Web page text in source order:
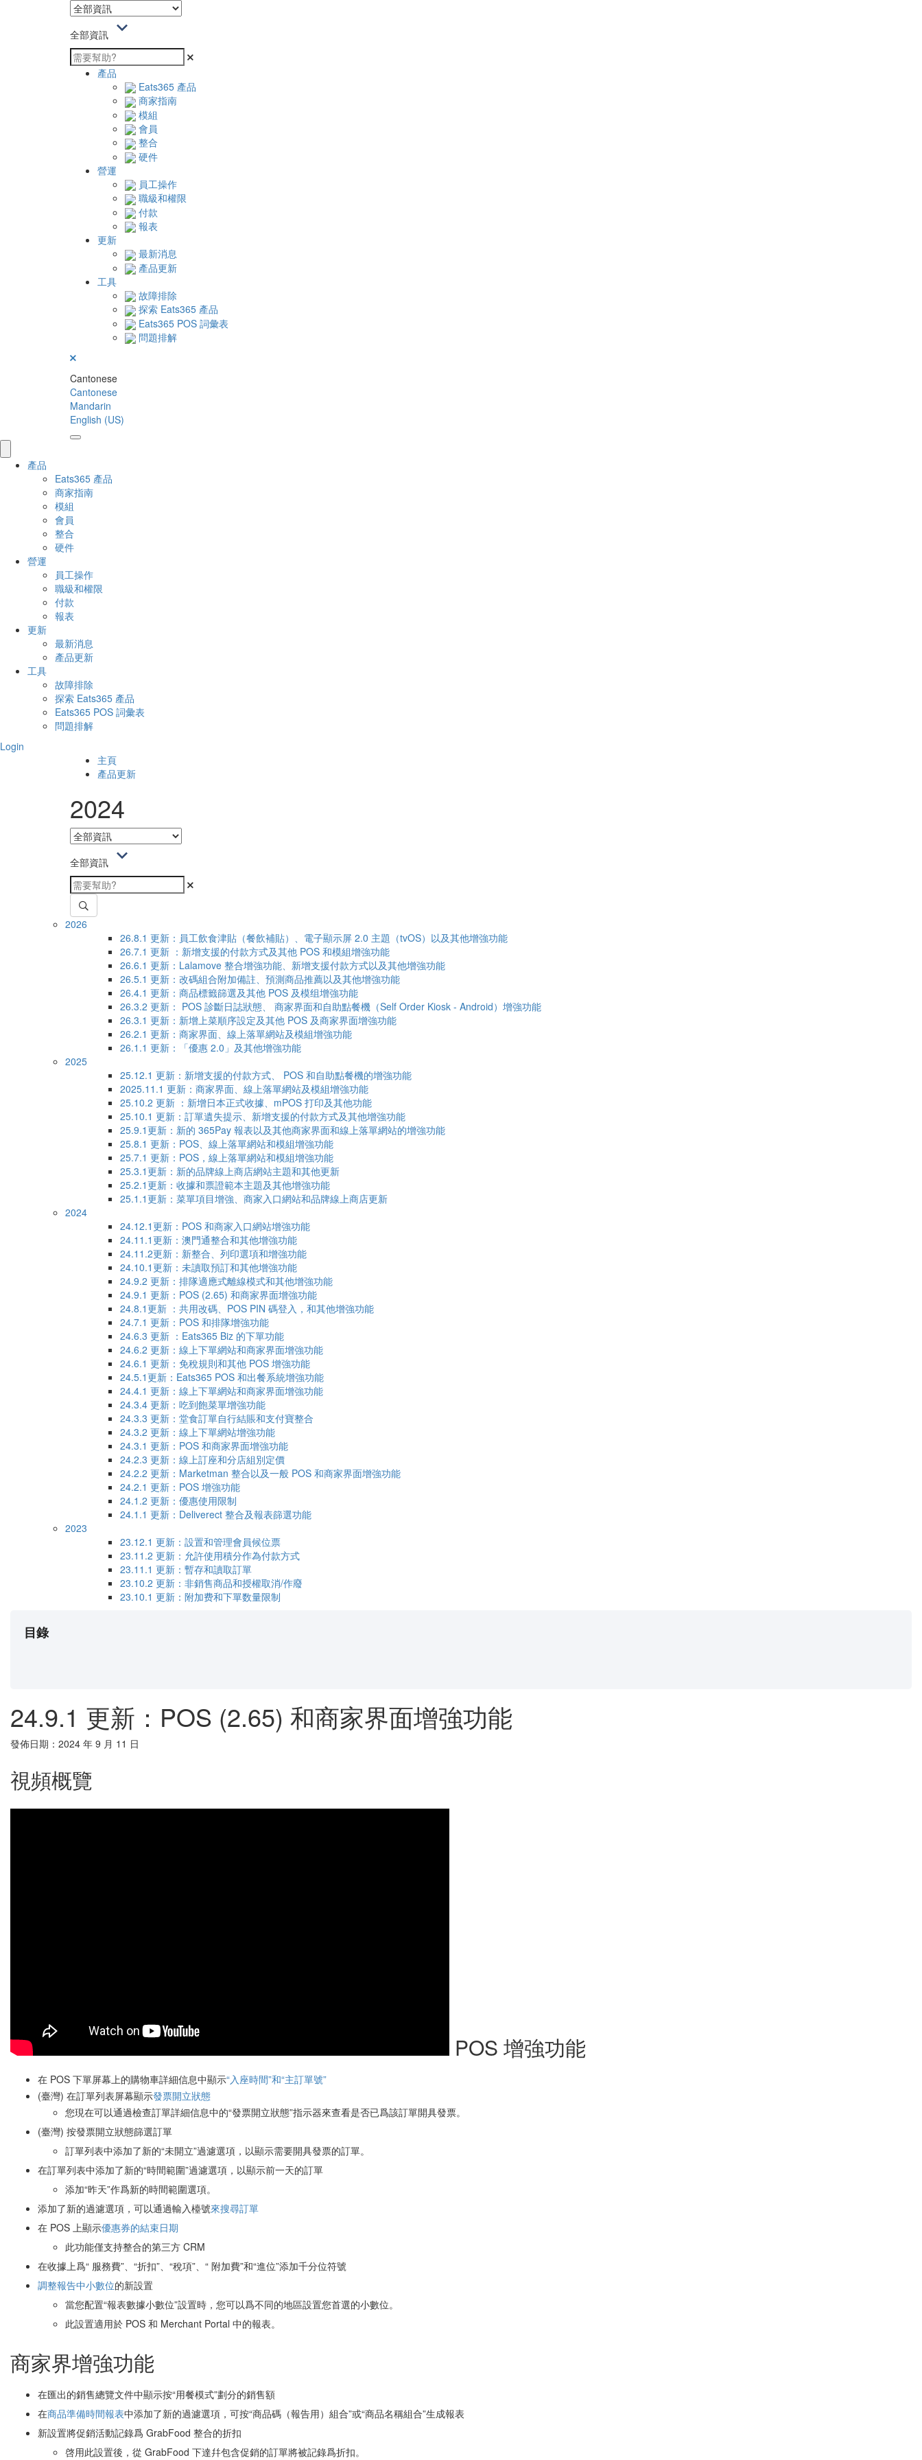
全部資訊
產品
Eats365 產品
商家指南
模組
會員
整合
硬件
營運
員工操作
職級和權限
付款
報表
更新
最新消息
產品更新
工具
故障排除
探索 Eats365 產品
Eats365 POS 詞彙表
問題排解
Cantonese
Cantonese
Mandarin
English (US)
產品
Eats365 產品
商家指南
模組
會員
整合
硬件
營運
員工操作
職級和權限
付款
報表
更新
最新消息
產品更新
工具
故障排除
探索 Eats365 產品
Eats365 POS 詞彙表
問題排解
Login
主頁
產品更新
2024
全部資訊
2026
26.8.1 更新：員工飲食津貼（餐飲補貼）、電子顯示屏 2.0 主題（tvOS）以及其他增強功能
26.7.1 更新 ：新增支援的付款方式及其他 POS 和模組增強功能
26.6.1 更新：Lalamove 整合增強功能、新增支援付款方式以及其他增強功能
26.5.1 更新：改碼組合附加備註、預測商品推薦以及其他增強功能
26.4.1 更新：商品標籤篩選及其他 POS 及模组增強功能
26.3.2 更新： POS 診斷日誌狀態、 商家界面和自助點餐機（Self Order Kiosk - Android）增強功能
26.3.1 更新：新增上菜順序設定及其他 POS 及商家界面增強功能
26.2.1 更新：商家界面、線上落單網站及模組增強功能
26.1.1 更新：「優惠 2.0」及其他增強功能
2025
25.12.1 更新：新增支援的付款方式、 POS 和自助點餐機的增強功能
2025.11.1 更新：商家界面、線上落單網站及模組增強功能
25.10.2 更新 ：新增日本正式收據、mPOS 打印及其他功能
25.10.1 更新：訂單遺失提示、新增支援的付款方式及其他增強功能
25.9.1更新：新的 365Pay 報表以及其他商家界面和線上落單網站的增強功能
25.8.1 更新：POS、線上落單網站和模組增強功能
25.7.1 更新：POS，線上落單網站和模組增強功能
25.3.1更新：新的品牌線上商店網站主題和其他更新
25.2.1更新：收據和票證範本主題及其他增強功能
25.1.1更新：菜單項目增強、商家入口網站和品牌線上商店更新
2024
24.12.1更新：POS 和商家入口網站增強功能
24.11.1更新：澳門通整合和其他增強功能
24.11.2更新：新整合、列印選項和增強功能
24.10.1更新：未讀取預訂和其他增強功能
24.9.2 更新：排隊適應式離線模式和其他增強功能
24.9.1 更新：POS (2.65) 和商家界面增強功能
24.8.1更新 ：共用改碼、POS PIN 碼登入，和其他增強功能
24.7.1 更新：POS 和排隊增強功能
24.6.3 更新 ：Eats365 Biz 的下單功能
24.6.2 更新：線上下單網站和商家界面增強功能
24.6.1 更新：免稅規則和其他 POS 增強功能
24.5.1更新：Eats365 POS 和出餐系統增強功能
24.4.1 更新：線上下單網站和商家界面增強功能
24.3.4 更新：吃到飽菜單增強功能
24.3.3 更新：堂食訂單自行結賬和支付寶整合
24.3.2 更新：線上下單網站增強功能
24.3.1 更新：POS 和商家界面增強功能
24.2.3 更新：線上訂座和分店組別定價
24.2.2 更新：Marketman 整合以及一般 POS 和商家界面增強功能
24.2.1 更新：POS 增強功能
24.1.2 更新：優惠使用限制
24.1.1 ​更新：Deliverect 整合及報表篩選功能
2023
23.12.1​ 更新：設置和管理會員候位票
23.11.2​ 更新：允許使用積分作為付款方式
23.11.1 更新：暫存和讀取訂單
23.10.2 更新：非銷售商品和授權取消/作廢
23.10.1 更新：附加费和下單数量限制
目錄
24.9.1 更新：POS (2.65) 和商家界面增強功能
發佈日期：2024 年 9 月 11 日
視頻概覽
POS 增強功能
在 POS 下單屏幕上的購物車詳細信息中顯示“入座時間”和“主訂單號”
(臺灣) 在訂單列表屏幕顯示發票開立狀態
您現在可以通過檢查訂單詳細信息中的“發票開立狀態”指示器來查看是否已爲該訂單開具發票。
(臺灣) 按發票開立狀態篩選訂單
訂單列表中添加了新的“未開立”過濾選項，以顯示需要開具發票的訂單。
在訂單列表中添加了新的“時間範圍”過濾選項，以顯示前一天的訂單
添加“昨天”作爲新的時間範圍選項。
添加了新的過濾選項，可以通過輸入檯號來搜尋訂單
在 POS 上顯示優惠券的結束日期
此功能僅支持整合的第三方 CRM
在收據上爲“ 服務費”、“折扣”、“稅項”、“ 附加費”和“進位”添加千分位符號
調整報告中小數位的新設置
當您配置“報表數據小數位”設置時，您可以爲不同的地區設置您首選的小數位。
此設置適用於 POS 和 Merchant Portal 中的報表。
商家界增強功能
在匯出的銷售總覽文件中顯示按“用餐模式”劃分的銷售額
在商品準備時間報表中添加了新的過濾選項，可按“商品碼（報告用）組合”或“商品名稱組合”生成報表
新設置將促銷活動記錄爲 GrabFood 整合的折扣
啓用此設置後，從 GrabFood 下達幷包含促銷的訂單將被記錄爲折扣。